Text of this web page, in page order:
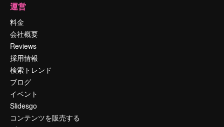
運営
料金
会社概要
Reviews
採用情報
検索トレンド
ブログ
イベント
Slidesgo
コンテンツを販売する